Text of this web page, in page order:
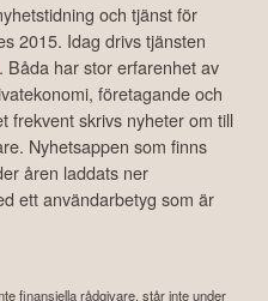
och tjänst för
2015. Idag drivs tjänsten
. Båda har stor erfarenhet av
företagande och
frekvent skrivs nyheter om till
Nyhetsappen som finns
åren laddats ner
ett användarbetyg som är
finansiella rådgivare, står inte under